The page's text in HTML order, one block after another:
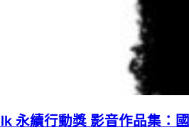
永續行動獎 影音作品集